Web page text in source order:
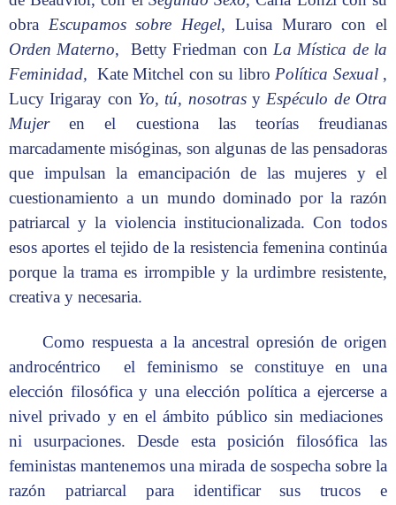
obra Escupamos sobre Hegel, Luisa Muraro con el
Orden Materno, Betty Friedman con La Mística de la
Feminidad, Kate Mitchel con su libro Política Sexual,
Lucy Irigaray con Yo, tú, nosotrasy Espéculo de Otra
Mujeren el cuestiona las teorías freudianas
marcadamente misóginas, son algunas de las pensadoras
que impulsan la emancipación de las mujeres y el
cuestionamiento a un mundo dominado por la razón
patriarcal y la violencia institucionalizada. Con todos
esos aportes el tejido de la resistencia femenina continúa
porque la trama es irrompible y la urdimbre resistente,
creativa y necesaria.
Como respuesta a la ancestral opresión de origen
androcéntrico el feminismo se constituye en una
elección filosófica y una elección política a ejercerse a
nivel privado y en el ámbito público sin mediaciones
ni usurpaciones. Desde esta posición filosófica las
feministas mantenemos una mirada de sospecha sobre la
razón patriarcal para identificar sus trucos e